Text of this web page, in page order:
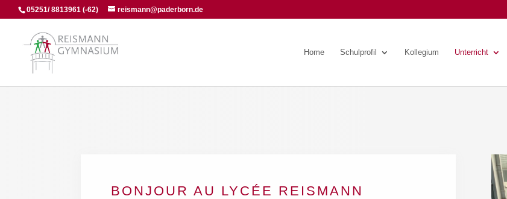
05251/ 8813961 (-62) reismann@paderborn.de
Home Schulprofil Kollegium Unterricht
BONJOUR AU LYCÉE REISMANN